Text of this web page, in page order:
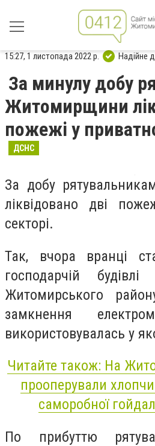
15:27, 1 листопада 2022 р. Надійне
За минулу добу
Житомирщини
пожежі у
ДСНС
За добу
ліквідовано дві
секторі.
Так, вчора вранці
господарчій
Житомирського
замкнення
використовувалась у
Читайте також: На
прооперували
саморобної
По прибуттю